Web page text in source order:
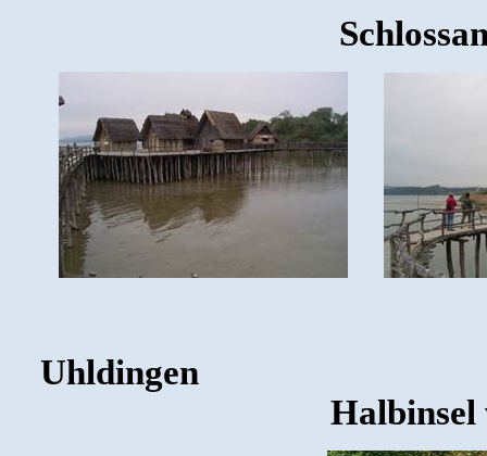
Uhldingen
Halbinsel